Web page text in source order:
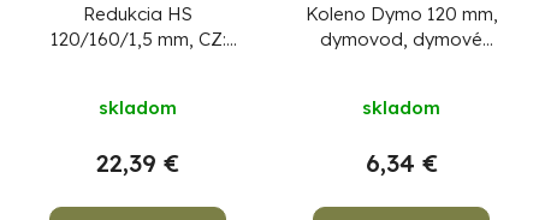
Redukcia HS
120/160/1,5 mm, CZ:
skladom
22,39 €
Koleno Dymo 120 mm,
dymovod, dymové
skladom
6,34 €